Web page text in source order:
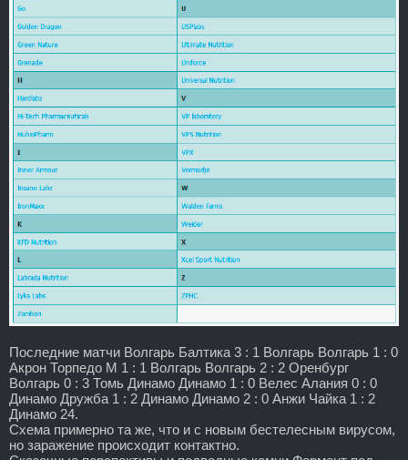
Последние матчи Волгарь Балтика 3 : 1 Волгарь Волгарь 1 : 0
Акрон Торпедо М 1 : 1 Волгарь Волгарь 2 : 2 Оренбург
Волгарь 0 : 3 Томь Динамо Динамо 1 : 0 Велес Алания 0 : 0
Динамо Дружба 1 : 2 Динамо Динамо 2 : 0 Анжи Чайка 1 : 2
Динамо 24.
Схема примерно та же, что и с новым бестелесным вирусом,
но заражение происходит контактно.